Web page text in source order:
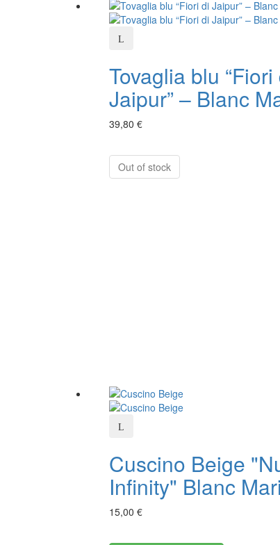
Tovaglia blu “Fiori
Jaipur” – Blanc
39,80 €
Out of stock
Cuscino Beige
Infinity" Blanc
15,00 €